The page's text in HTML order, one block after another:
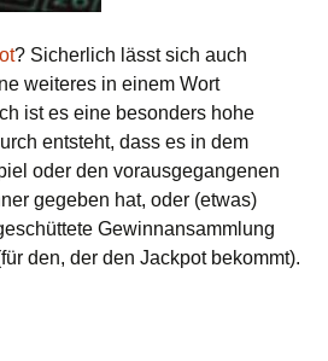
? Sicherlich lässt sich auch
weiteres in einem Wort
ist es eine besonders hohe
entsteht, dass es in dem
oder den vorausgegangenen
gegeben hat, oder (etwas)
Gewinnansammlung
den, der den Jackpot bekommt).